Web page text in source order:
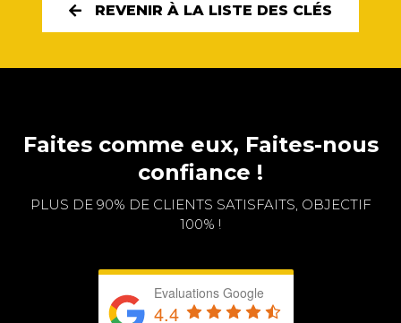
REVENIR À LA LISTE DES CLÉS
Faites comme eux, Faites-nous
confiance !
PLUS DE 90% DE CLIENTS SATISFAITS, OBJECTIF
100% !
Evaluations Google
4.4